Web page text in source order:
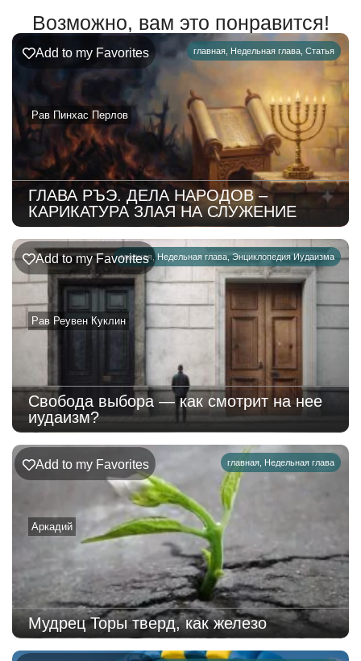
Возможно, вам это понравится!
главная Недельная глава Статья
Рав Пинхас Перлов
Add to my Favorites
ГЛАВА РЪЭ. ДЕЛА НАРОДОВ –
КАРИКАТУРА ЗЛАЯ НА СЛУЖЕНИЕ
главная ,Недельная глава,Энциклопедия Иудаизма
Рав Реувен Куклин
Add to my Favorites
Свобода выбора — как смотрит на нее
иудаизм?
главная Недельная глава
Аркадий
Add to my Favorites
Мудрец Торы тверд, как железо